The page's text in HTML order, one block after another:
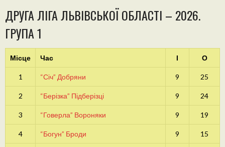
ДРУГА ЛІГА ЛЬВІВСЬКОЇ ОБЛАСТІ – 2026.
ГРУПА 1
Місце Час І О
1 “Січ” Добряни 9 25
2 “Берізка” Підберізці 9 24
3 “Говерла” Вороняки 9 19
4 “Богун” Броди 9 15